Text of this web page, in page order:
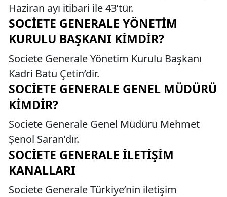
Haziran ayı itibari ile 43’tür.
SOCIETE GENERALE YÖNETIM
KURULU BAŞKANI KIMDIR?
Societe Generale Yönetim Kurulu Başkanı
Kadri Batu Çetin’dir.
SOCIETE GENERALE GENEL MÜDÜRÜ
KIMDIR?
Societe Generale Genel Müdürü Mehmet
Şenol Saran’dır.
SOCIETE GENERALE İLETIŞIM
KANALLARI
Societe Generale Türkiye’nin iletişim